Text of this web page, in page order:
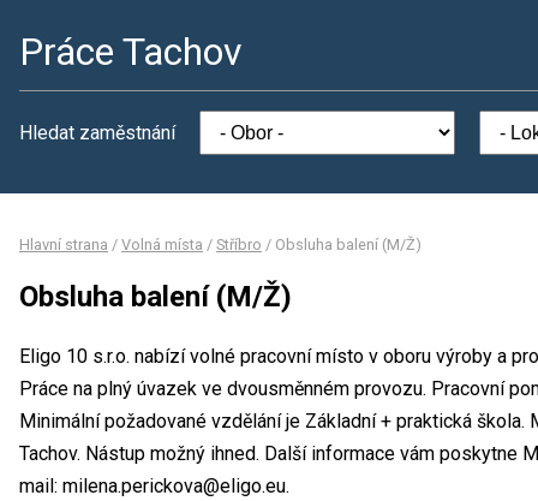
Práce Tachov
Hledat zaměstnání
Hlavní strana / Volná místa / Stříbro / Obsluha balení (M/Ž)
Obsluha balení (M/Ž)
Eligo 10 s.r.o. nabízí volné pracovní místo v oboru výroby a
Práce na plný úvazek ve dvousměnném provozu. Pracovní
Minimální požadované vzdělání je Základní + praktická škola.
Tachov. Nástup možný ihned. Další informace vám poskytne
mail: milena.perickova@eligo.eu.